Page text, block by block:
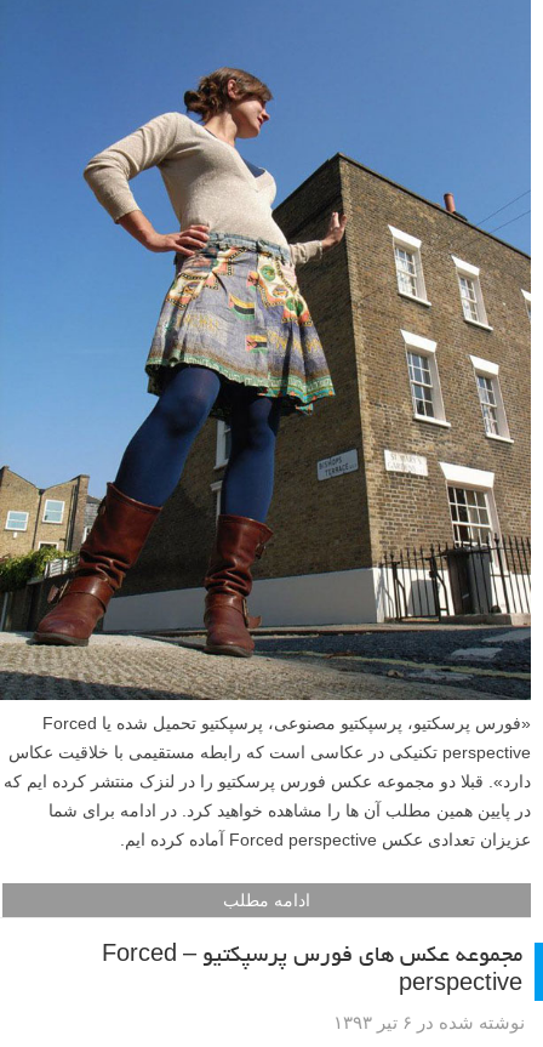
«فورس پرسکتیو، پرسپکتیو مصنوعی، پرسپکتیو تحمیل شده یا Forced
perspective تکنیکی در عکاسی است که رابطه مستقیمی با خلاقیت عکاس
دارد». قبلا دو مجموعه عکس فورس پرسکتیو را در لنزک منتشر کرده ایم که
در پایین همین مطلب آن ها را مشاهده خواهید کرد. در ادامه برای شما
عزیزان تعدادی عکس Forced perspective آماده کرده ایم.
ادامه مطلب
مجموعه عکس های فورس پرسپکتیو – Forced
perspective
نوشته شده در ۶ تیر ۱۳۹۳